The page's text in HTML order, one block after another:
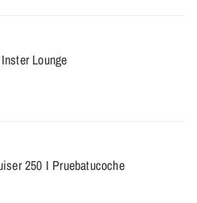
Lounge
250 I Pruebatucoche